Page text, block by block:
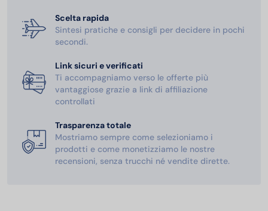
Scelta rapida
Sintesi pratiche e consigli per decidere in pochi
secondi.
Link sicuri e verificati
Ti accompagniamo verso le offerte più
vantaggiose grazie a link di affiliazione
controllati
Trasparenza totale
Mostriamo sempre come selezioniamo i
prodotti e come monetizziamo le nostre
recensioni, senza trucchi né vendite dirette.